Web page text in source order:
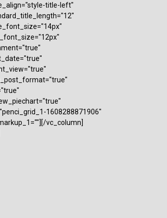
title-left"
1608288871906"
vc_column]